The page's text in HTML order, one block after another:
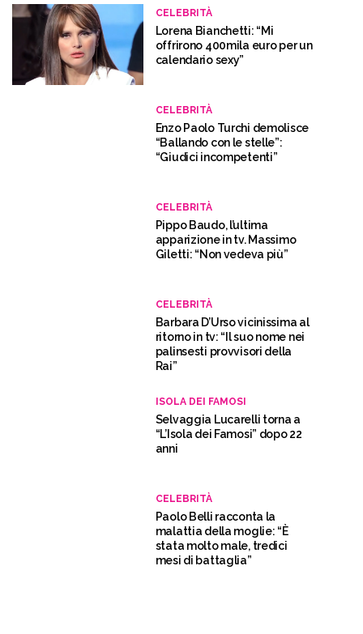
CELEBRITÀ
Lorena Bianchetti: “Mi
offrirono 400mila euro per un
calendario sexy”
CELEBRITÀ
Enzo Paolo Turchi demolisce
“Ballando con le stelle”:
“Giudici incompetenti”
CELEBRITÀ
Pippo Baudo, l’ultima
apparizione in tv. Massimo
Giletti: “Non vedeva più”
CELEBRITÀ
Barbara D’Urso vicinissima al
ritorno in tv: “Il suo nome nei
palinsesti provvisori della
Rai”
ISOLA DEI FAMOSI
Selvaggia Lucarelli torna a
“L’Isola dei Famosi” dopo 22
anni
CELEBRITÀ
Paolo Belli racconta la
malattia della moglie: “È
stata molto male, tredici
mesi di battaglia”